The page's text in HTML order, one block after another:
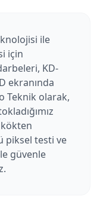
ile
için
KD-
ekranında
Teknik olarak,
piksel testi ve
güvenle